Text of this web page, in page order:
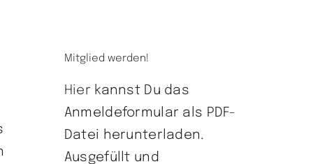
Mitglied werden!
Hier kannst Du das
Anmeldeformular als PDF-
Datei herunterladen.
Ausgefüllt und